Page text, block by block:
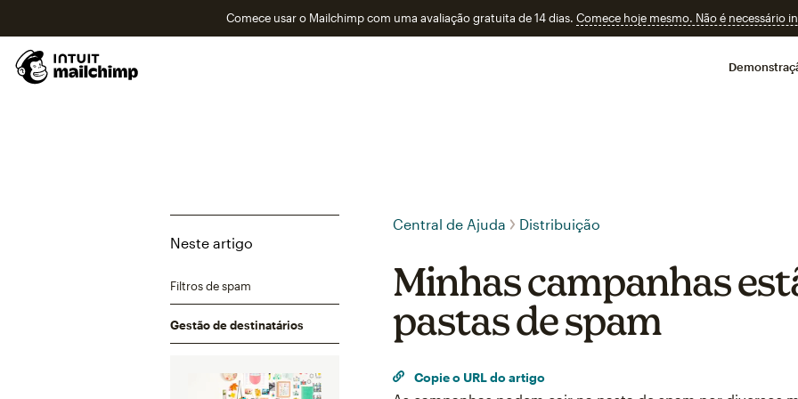
Comece usar o Mailchimp com uma avaliação gratuita de 14 dias. Comece hoje mesmo. Não é necessário
Neste artigo
Filtros de spam
Gestão de destinatários
Central de Ajuda Distribuição
Minhas campanhas
pastas de spam
Copie o URL do artigo